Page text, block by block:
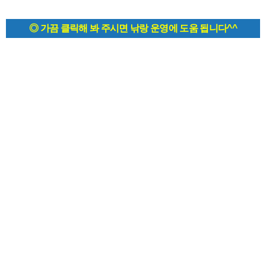
◎ 가끔 클릭해 봐 주시면 낚랑 운영에 도움 됩니다^^